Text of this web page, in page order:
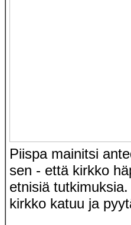
Piispa mainitsi
sen - että kirkko
etnisiä
kirkko katuu ja